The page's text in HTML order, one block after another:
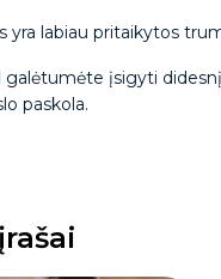
yra labiau pritaikytos
galėtumėte įsigyti
paskola.